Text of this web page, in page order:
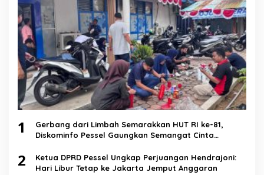
1
Gerbang dari Limbah Semarakkan HUT RI ke-81,
Diskominfo Pessel Gaungkan Semangat Cinta
2
Ketua DPRD Pessel Ungkap Perjuangan Hendrajoni:
Hari Libur Tetap ke Jakarta Jemput Anggaran